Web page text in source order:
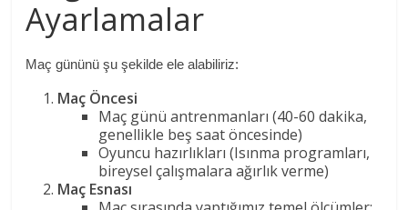
Ayarlamalar
Maç gününü şu şekilde ele alabiliriz:
Maç Öncesi
Maç günü antrenmanları (40-60 dakika,
genellikle beş saat öncesinde)
Oyuncu hazırlıkları (Isınma programları,
bireysel çalışmalara ağırlık verme)
Maç Esnası